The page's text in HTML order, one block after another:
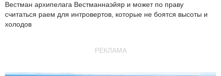
Вестман архипелага Вестманнаэйяр и может по праву
считаться раем для интровертов, которые не боятся высоты и
холодов
РЕКЛАМА